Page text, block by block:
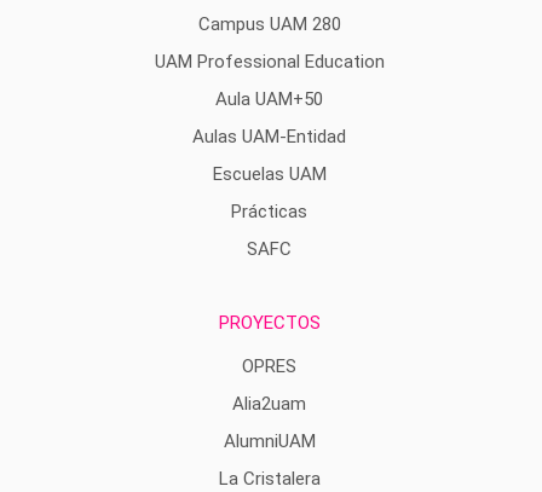
Campus UAM 280
UAM Professional Education
Aula UAM+50
Aulas UAM-Entidad
Escuelas UAM
Prácticas
SAFC
PROYECTOS
OPRES
Alia2uam
AlumniUAM
La Cristalera